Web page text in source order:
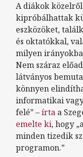
A diákok
kipróbálhattak
eszközöket,
és oktatókkal,
milyen
Nem száraz
látványos
könnyen
informatikai
felé” –írta a
emelte ki, hogy
minden tizedik
programon.”